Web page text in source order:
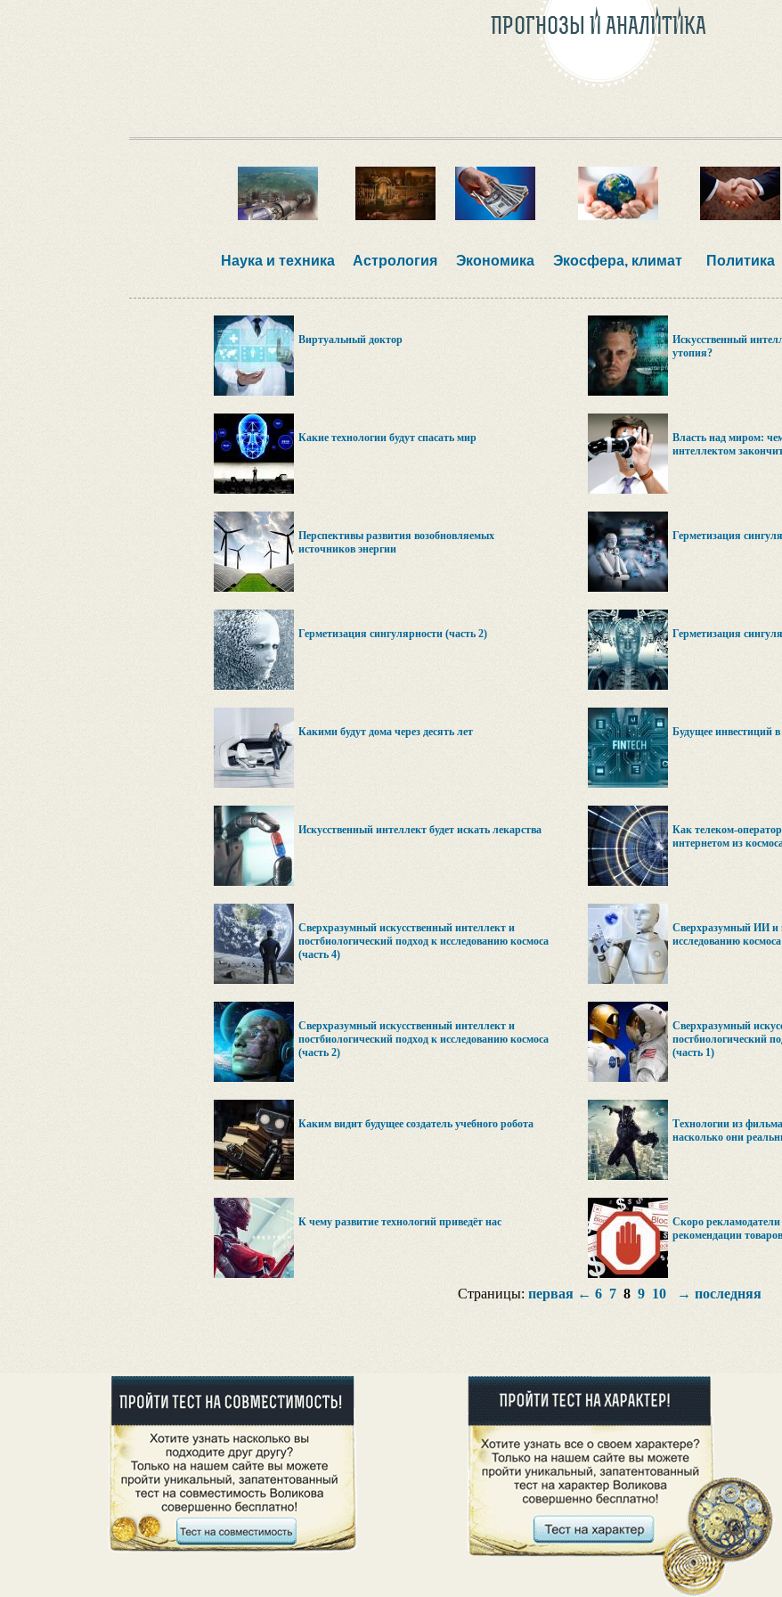
ПРОГНОЗЫ И АНАЛИТИКА
Наука и техника Астрология Экономика Экосфера, климат Политика
Виртуальный доктор
Искусственный
утопия?
Какие технологии будут спасать мир
Власть над миром:
интеллектом
Перспективы развития возобновляемых
источников энергии
Герметизация
Герметизация сингулярности (часть 2) Герметизация
Какими будут дома через десять лет Будущее инвестиций
Искусственный интеллект будет искать лекарства
Как телеком-
интернетом из
Сверхразумный искусственный интеллект и
постбиологический подход к исследованию космоса
(часть 4)
Сверхразумный ИИ и
исследованию
Сверхразумный искусственный интеллект и
постбиологический подход к исследованию космоса
(часть 2)
Сверхразумный
постбиологический
(часть 1)
Каким видит будущее создатель учебного робота
Технологии из
насколько они
К чему развитие технологий приведёт нас
Скоро рекламодатели
рекомендации
Страницы: первая← 6 7 8 9 10 → последняя